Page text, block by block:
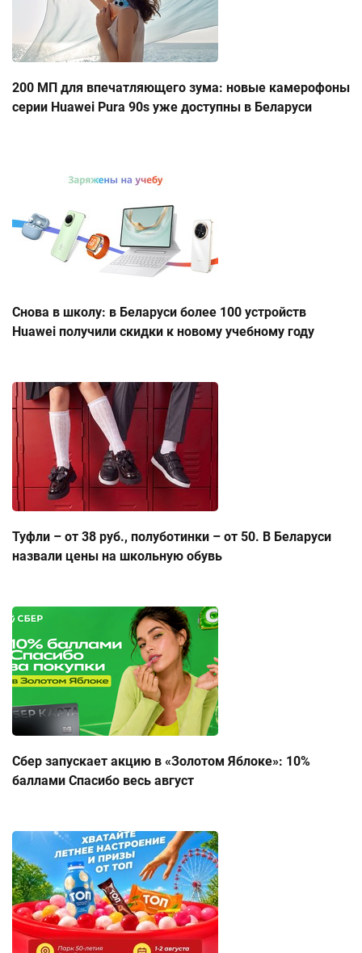
200 МП для впечатляющего зума: новые камерофоны
серии Huawei Pura 90s уже доступны в Беларуси
Снова в школу: в Беларуси более 100 устройств
Huawei получили скидки к новому учебному году
Туфли – от 38 руб., полуботинки – от 50. В Беларуси
назвали цены на школьную обувь
Сбер запускает акцию в «Золотом Яблоке»: 10%
баллами Спасибо весь август